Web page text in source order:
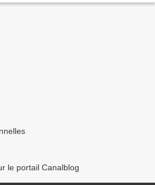
le portail Canalblog